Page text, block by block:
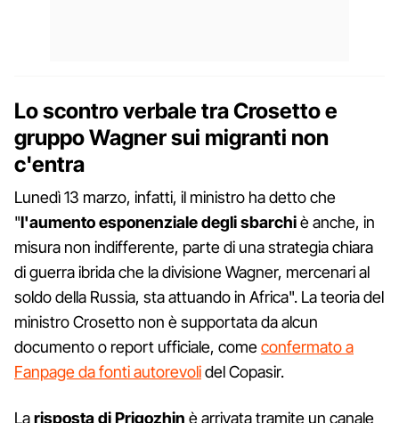
Lo scontro verbale tra Crosetto e
gruppo Wagner sui migranti non
c'entra
Lunedì 13 marzo, infatti, il ministro ha detto che
"l'aumento esponenziale degli sbarchiè anche, in
misura non indifferente, parte di una strategia chiara
di guerra ibrida che la divisione Wagner, mercenari al
soldo della Russia, sta attuando in Africa". La teoria del
ministro Crosetto non è supportata da alcun
documento o report ufficiale, comeconfermato a
Fanpage da fonti autorevolidel Copasir.
Larisposta di Prigozhin è arrivata tramite un canale